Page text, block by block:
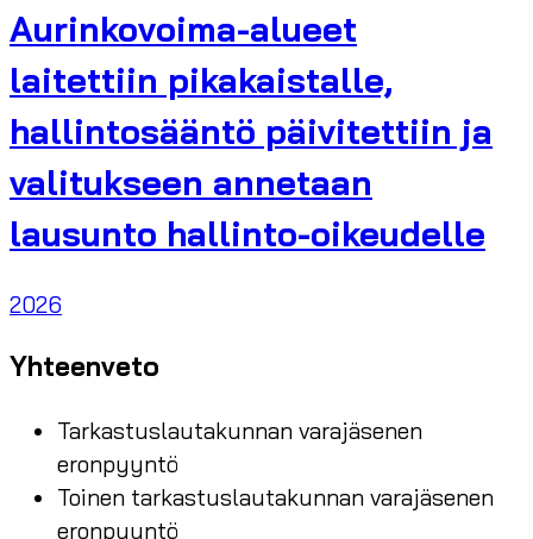
Aurinkovoima-alueet
laitettiin pikakaistalle,
hallintosääntö päivitettiin ja
valitukseen annetaan
lausunto hallinto-oikeudelle
2026
Yhteenveto
Tarkastuslautakunnan varajäsenen
eronpyyntö
Toinen tarkastuslautakunnan varajäsenen
eronpyyntö